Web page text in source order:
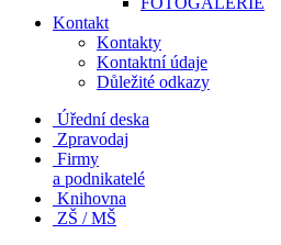
Kontakt
Kontakty
Kontaktní údaje
Důležité odkazy
Úřední deska
Zpravodaj
Firmy
a podnikatelé
Knihovna
ZŠ / MŠ